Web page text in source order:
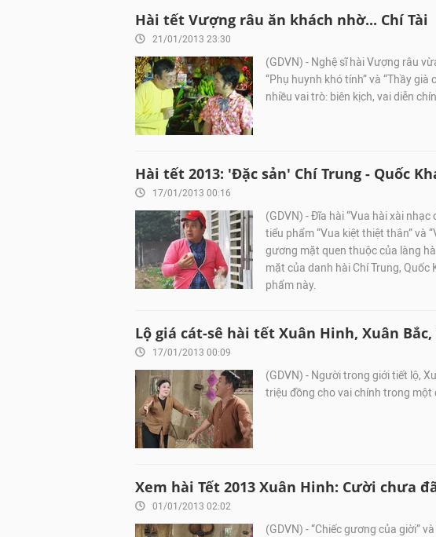
Hài tết Vượng râu ăn khách nhờ... Chí Tài
21/01/2013 23:30
(GDVN) - Nghệ sĩ hài Vượng râu
“Phụ huynh khó tính” và “Thầy
nhiều vai trò: biên kịch, vai diễn
Hài tết 2013: 'Đặc sản' Chí Trung - Quốc
17/01/2013 00:16
(GDVN) - Đĩa hài “Vua hài xài
tiểu phẩm “Vua kiệt thiệt thân” và
gương mặt quen thuộc của làng
mặt của danh hài Chí Trung,
phẩm này.
Lộ giá cát-sê hài tết Xuân Hinh, Xuân Bắc,
17/01/2013 00:09
(GDVN) - Người trong giới tiết lộ,
triệu đồng cho vai chính trong
Xem hài Tết 2013 Xuân Hinh: Cười chưa
01/01/2013 02:02
(GDVN) - “Chiếc gương của giời”